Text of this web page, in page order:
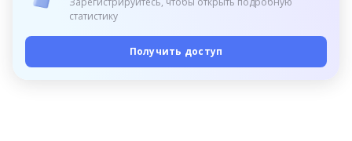
статистику
Получить доступ